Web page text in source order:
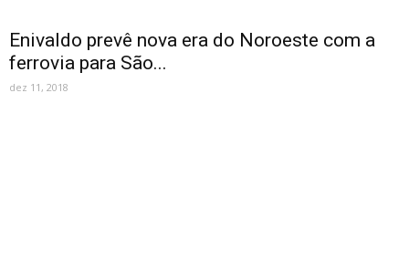
Enivaldo prevê nova era do Noroeste com a
ferrovia para São...
dez 11, 2018